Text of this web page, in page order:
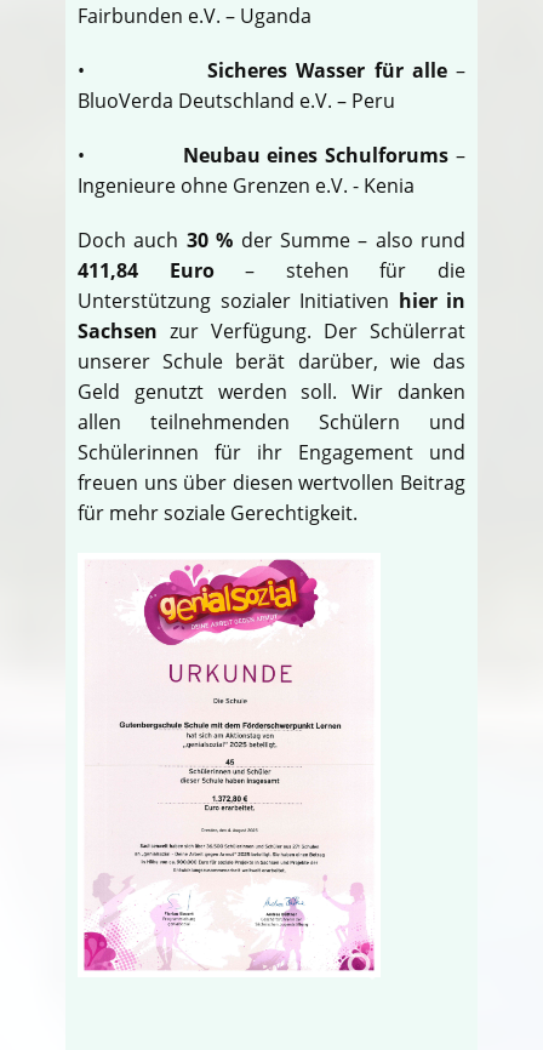
Fairbunden e.V. – Uganda
•Sicheres Wasser für alle–
BluoVerda Deutschland e.V. – Peru
• Neubau eines Schulforums –
Ingenieure ohne Grenzen e.V. - Kenia
Doch auch 30 % der Summe – also rund
411,84 Euro– stehen für die
Unterstützung sozialer Initiativen hier in
Sachsen zur Verfügung. Der Schülerrat
unserer Schule berät darüber, wie das
Geld genutzt werden soll. Wir danken
allen teilnehmenden Schülern und
Schülerinnen für ihr Engagement und
freuen uns über diesen wertvollen Beitrag
für mehr soziale Gerechtigkeit.